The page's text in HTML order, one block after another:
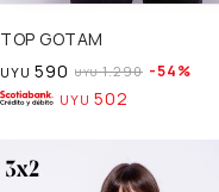
TOP GOTAM
UYU 590 UYU 1.290 54
UYU 502